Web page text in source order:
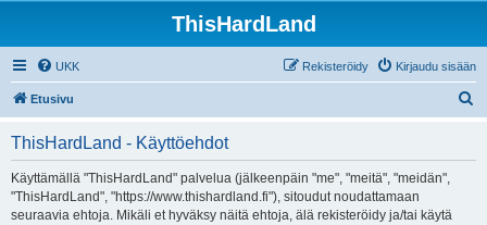
ThisHardLand
UKK Kirjaudu sisään
Rekisteröidy
Etusivu
ThisHardLand - Käyttöehdot
Käyttämällä "ThisHardLand" palvelua (jälkeenpäin "me", "meitä", "meidän",
"ThisHardLand", "https://www.thishardland.fi"), sitoudut noudattamaan
seuraavia ehtoja. Mikäli et hyväksy näitä ehtoja, älä rekisteröidy ja/tai käytä